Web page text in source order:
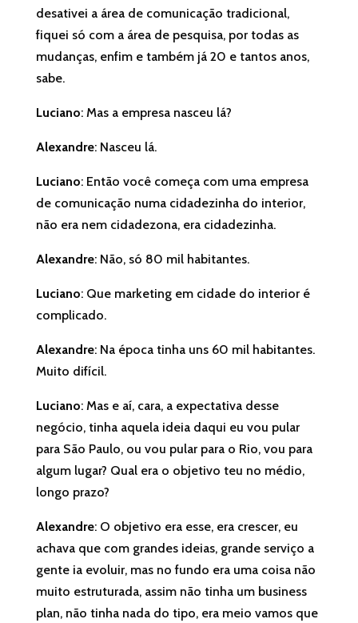
desativei a área de comunicação tradicional,
fiquei só com a área de pesquisa, por todas as
mudanças, enfim e também já 20 e tantos anos,
sabe.
Luciano: Mas a empresa nasceu lá?
Alexandre: Nasceu lá.
Luciano: Então você começa com uma empresa
de comunicação numa cidadezinha do interior,
não era nem cidadezona, era cidadezinha.
Alexandre: Não, só 80 mil habitantes.
Luciano: Que marketing em cidade do interior é
complicado.
Alexandre: Na época tinha uns 60 mil habitantes.
Muito difícil.
Luciano: Mas e aí, cara, a expectativa desse
negócio, tinha aquela ideia daqui eu vou pular
para São Paulo, ou vou pular para o Rio, vou para
algum lugar? Qual era o objetivo teu no médio,
longo prazo?
Alexandre: O objetivo era esse, era crescer, eu
achava que com grandes ideias, grande serviço a
gente ia evoluir, mas no fundo era uma coisa não
muito estruturada, assim não tinha um business
plan, não tinha nada do tipo, era meio vamos que